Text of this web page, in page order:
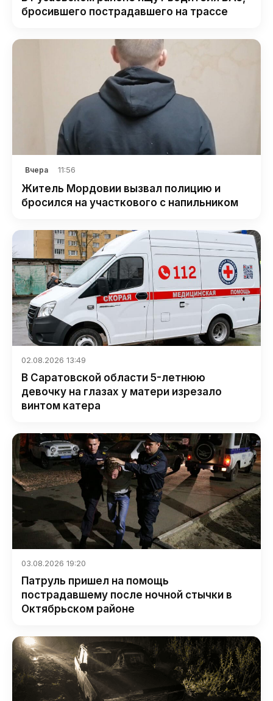
бросившего пострадавшего на трассе
Вчера 11:56
Житель Мордовии вызвал полицию и
бросился на участкового с напильником
02.08.2026 13:49
В Саратовской области 5-летнюю
девочку на глазах у матери изрезало
винтом катера
03.08.2026 19:20
Патруль пришел на помощь
пострадавшему после ночной стычки в
Октябрьском районе